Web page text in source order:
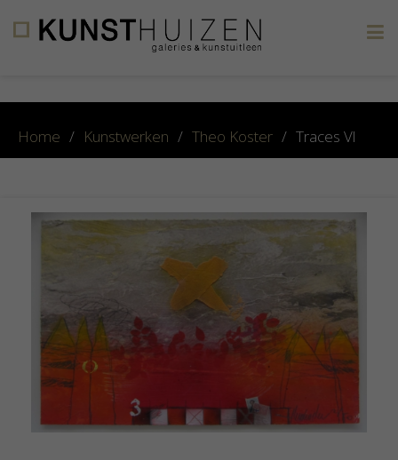
Home / Kunstwerken / Theo Koster / Traces Vl